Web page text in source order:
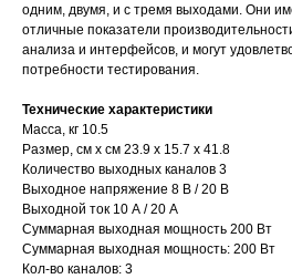
одним, двумя, и с тремя выходами. Они
отличные показатели
анализа и интерфейсов, и могут
потребности тестирования.
Технические характеристики
Масса, кг 10.5
Размер, см х см 23.9 х 15.7 х 41.8
Количество выходных каналов 3
Выходное напряжение 8 В / 20 В
Выходной ток 10 А / 20 А
Суммарная выходная мощность 200 Вт
Суммарная выходная мощность: 200 Вт
Кол-во каналов: 3